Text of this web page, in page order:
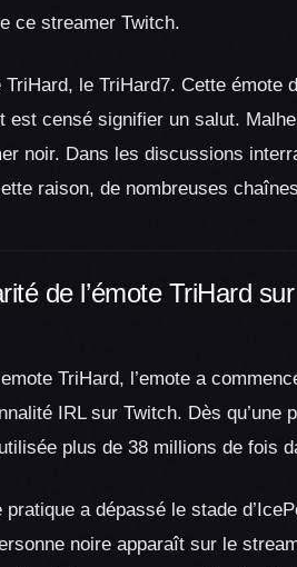
ce streamer Twitch.
le TriHard7. Cette émote
est censé signifier un salut.
noir. Dans les discussions
raison, de nombreuses
de l’émote TriHard
TriHard, l’emote a
IRL sur Twitch. Dès
plus de 38 millions de fois
a dépassé le stade
noire apparaît sur le